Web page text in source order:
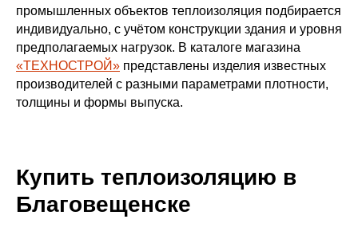
промышленных объектов теплоизоляция подбирается
индивидуально, с учётом конструкции здания и уровня
предполагаемых нагрузок. В каталоге магазина
«ТЕХНОСТРОЙ» представлены изделия известных
производителей с разными параметрами плотности,
толщины и формы выпуска.
Купить теплоизоляцию в
Благовещенске